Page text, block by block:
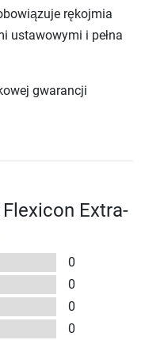
rękojmia
ustawowymi i pełna
gwarancji
Extra-
0
0
0
0